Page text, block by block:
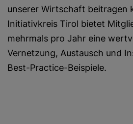
unserer Wirtschaft beitragen
Initiativkreis Tirol bietet
mehrmals pro Jahr eine
Vernetzung, Austausch und
Best-Practice-Beispiele.